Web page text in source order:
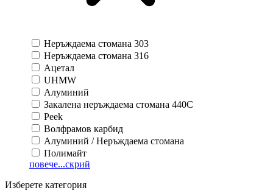
Неръждаема стомана 303
Неръждаема стомана 316
Ацетал
UHMW
Алуминий
Закалена неръждаема стомана 440C
Peek
Волфрамов карбид
Алуминий / Неръждаема стомана
Полимайт
повече...скрий
Изберете категория